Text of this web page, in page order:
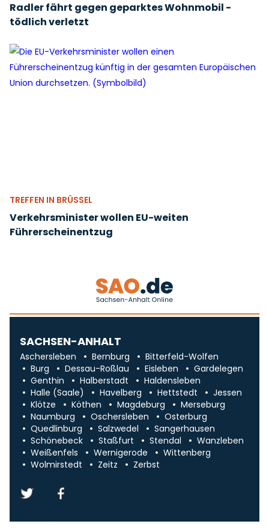
Radler fährt gegen geparktes Wohnmobil -
tödlich verletzt
TREFFEN IN BRÜSSEL
Verkehrsminister wollen EU-weiten
Führerscheinentzug
SACHSEN-ANHALT
Aschersleben Bernburg
Bitterfeld-Wolfen
Burg
Dessau-Roßlau Eisleben
Gardelegen
Genthin
Halberstadt
Haldensleben
Halle (Saale)
Havelberg Hettstedt
Jessen
Klötze
Köthen Magdeburg
Merseburg
Naumburg
Oschersleben
Osterburg
Quedlinburg
Salzwedel
Sangerhausen
Schönebeck
Staßfurt Stendal
Wanzleben
Weißenfels
Wernigerode
Wittenberg
Wolmirstedt
Zeitz Zerbst